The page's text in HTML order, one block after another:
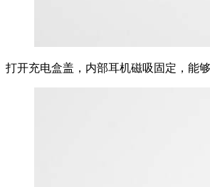
打开充电盒盖，内部耳机磁吸固定，能够